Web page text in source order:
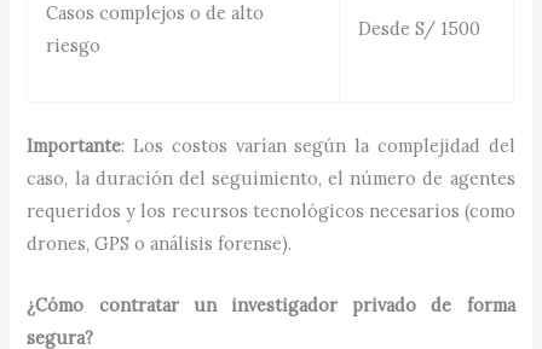
Casos complejos o de alto
riesgo
Desde S/ 1500
Importante: Los costos varían según la complejidad del
caso, la duración del seguimiento, el número de agentes
requeridos y los recursos tecnológicos necesarios (como
drones, GPS o análisis forense).
¿Cómo contratar un investigador privado de forma
segura?